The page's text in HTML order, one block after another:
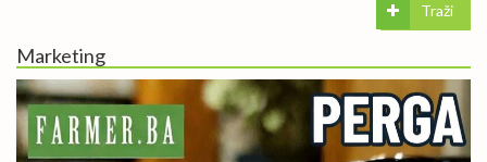
Traži
Marketing